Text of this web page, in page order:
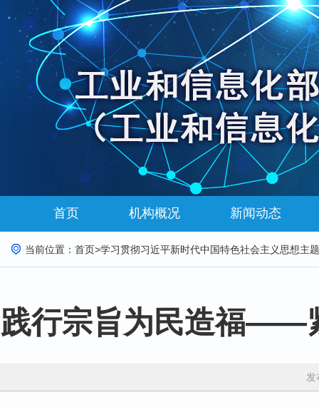
首页 机构概况 新闻动态
当前位置： 首页>学习贯彻习近平新时代中国特色社会主义思想主
践行宗旨为民造福——
发